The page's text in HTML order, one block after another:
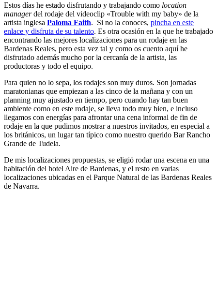
Estos días he estado disfrutando y trabajando como location
managerdel rodaje del videoclip «Trouble with my baby» de la
artista inglesa Paloma Faith. Si no la conoces, pincha en este
enlace y disfruta de su talento. Es otra ocasión en la que he trabajado
encontrando las mejores localizaciones para un rodaje en las
Bardenas Reales, pero esta vez tal y como os cuento aquí he
disfrutado además mucho por la cercanía de la artista, las
productoras y todo el equipo.
Para quien no lo sepa, los rodajes son muy duros. Son jornadas
maratonianas que empiezan a las cinco de la mañana y con un
planning muy ajustado en tiempo, pero cuando hay tan buen
ambiente como en este rodaje, se lleva todo muy bien, e incluso
llegamos con energías para afrontar una cena informal de fin de
rodaje en la que pudimos mostrar a nuestros invitados, en especial a
los británicos, un lugar tan típico como nuestro querido Bar Rancho
Grande de Tudela.
De mis localizaciones propuestas, se eligió rodar una escena en una
habitación del hotel Aire de Bardenas, y el resto en varias
localizaciones ubicadas en el Parque Natural de las Bardenas Reales
de Navarra.